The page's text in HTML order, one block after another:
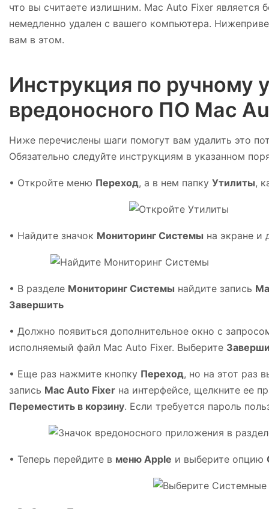
что вы считаете излишним. Mac Auto Fixer
немедленно удален с вашего компьютера.
вам в этом.
Инструкция по ручному
вредоносного ПО Mac
Ниже перечислены шаги помогут вам удалить это
Обязательно следуйте инструкциям в указанном
• Откройте меню Переход, а в нем папку Утилиты,
• Найдите значок Мониторинг Системы на экране и
• В разделе Мониторинг Системы найдите запись
Завершить
• Должно появиться дополнительное окно с
исполняемый файл Mac Auto Fixer. Выберите
• Еще раз нажмите кнопку Переход, но на этот раз
запись Mac Auto Fixer на интерфейсе, щелкните ее
Переместить в корзину. Если требуется пароль
• Теперь перейдите в меню Apple и выберите опцию